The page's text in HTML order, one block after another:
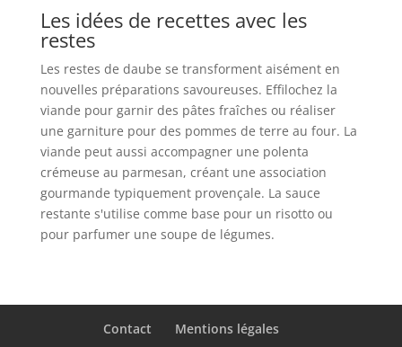
Les idées de recettes avec les
restes
Les restes de daube se transforment aisément en
nouvelles préparations savoureuses. Effilochez la
viande pour garnir des pâtes fraîches ou réaliser
une garniture pour des pommes de terre au four. La
viande peut aussi accompagner une polenta
crémeuse au parmesan, créant une association
gourmande typiquement provençale. La sauce
restante s'utilise comme base pour un risotto ou
pour parfumer une soupe de légumes.
Contact Mentions légales